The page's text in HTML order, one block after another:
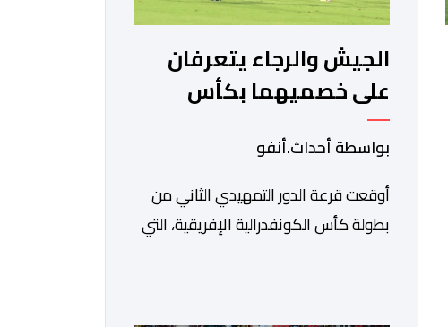
الجيش والرجاء يتعرفان
على خصميهما بكأس
الكاف
بواسطة أحداث.أنفو
أوقعت قرعة الدور التمهيدي الثاني من
بطولة كأس الكونفدرالية الإفريقية، التي